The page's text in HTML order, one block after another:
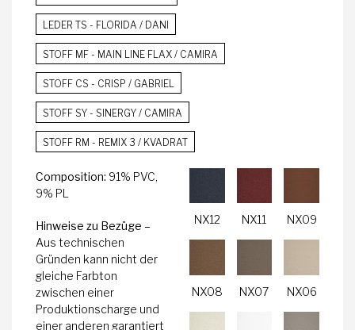
LEDER TS - FLORIDA / DANI
STOFF MF - MAIN LINE FLAX / CAMIRA
STOFF CS - CRISP / GABRIEL
STOFF SY - SINERGY / CAMIRA
STOFF RM - REMIX 3 / KVADRAT
Composition: 91% PVC,
9% PL
Hinweise zu Bezüge –
Aus technischen
Gründen kann nicht der
gleiche Farbton
zwischen einer
Produktionscharge und
einer anderen garantiert
NX12 NX11 NX09
NX08 NX07 NX06